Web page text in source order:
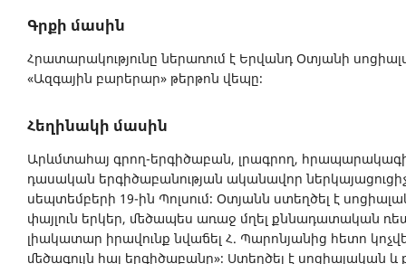
Գրքի մասին
Հրատարակությունը ներառում է Երվանդ Օտյանի
«Ազգային բարերար» թերթոն վեպը։
Հեղինակի մասին
Արևմտահայ գրող-երգիծաբան, լրագրող,
դասական երգիծաբանության ականավոր
սեպտեմբերի 19-ին Պոլսում։ Օտյանն ստեղծել է
փայլուն երկեր, մեծապես առաջ մղել քննադատական
լիակատար իրավունք նվաճել Հ. Պարոնյանից հետո
մեծագույն հայ երգիծաբանը»։ Ստեղծել է սոցիալական